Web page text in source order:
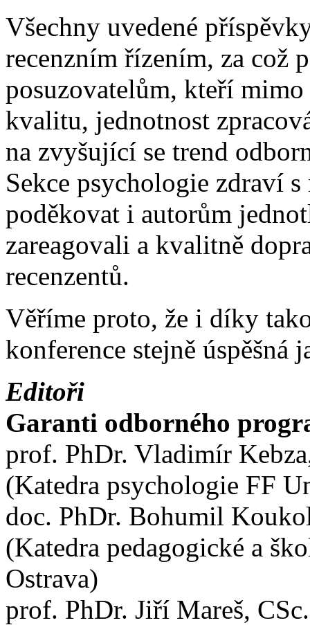
Všechny uvedené
recenzním řízením, za což
posuzovatelům, kteří
kvalitu, jednotnost
na zvyšující se trend
Sekce psychologie zdraví
poděkovat i autorům
zareagovali a kvalitně
recenzentů.
Věříme proto, že i díky
konference stejně úspěšná
Editoři
Garanti odborného
prof. PhDr. Vladimír
(Katedra psychologie FF
doc. PhDr. Bohumil
(Katedra pedagogické a
Ostrava)
prof. PhDr. Jiří Mareš, CSc.